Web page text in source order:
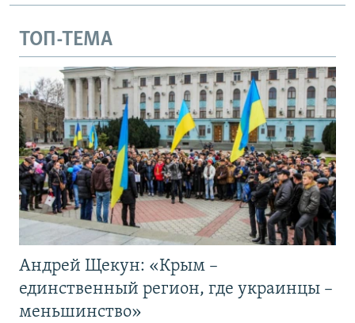
ТОП-ТЕМА
Андрей Щекун: «Крым –
единственный регион, где украинцы –
меньшинство»